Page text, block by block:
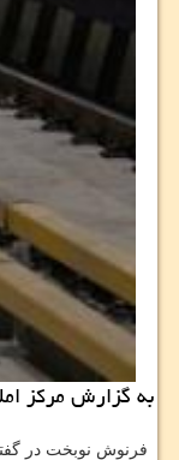
به گزارش مرکز املاک مدیرعامل
فرنوش نوبخت در گفتگو